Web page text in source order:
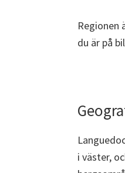
Regionen
du är på
i väster,